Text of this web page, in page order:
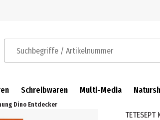
Suchbegriffe / Artikelnummer
Schreibwaren Multi-Media
Dino Entdecker
TETESEPT